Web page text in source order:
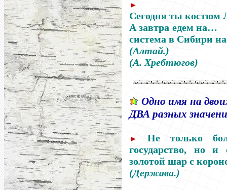
►
Сегодня ты
А завтра едем
система в Сибири
(Алтай.)
(А. Хребтюгов)
Одно имя на
ДВА разных
►
Не только
государство, но
золотой шар с
(Держава.)